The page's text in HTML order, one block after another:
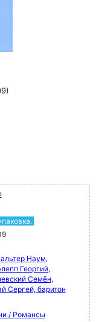
Наум,
Георгий,
Семён,
Сергей, баритон
/ Романсы